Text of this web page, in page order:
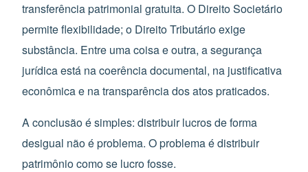
transferência patrimonial gratuita. O Direito Societário
permite flexibilidade; o Direito Tributário exige
substância. Entre uma coisa e outra, a segurança
jurídica está na coerência documental, na justificativa
econômica e na transparência dos atos praticados.
A conclusão é simples: distribuir lucros de forma
desigual não é problema. O problema é distribuir
patrimônio como se lucro fosse.